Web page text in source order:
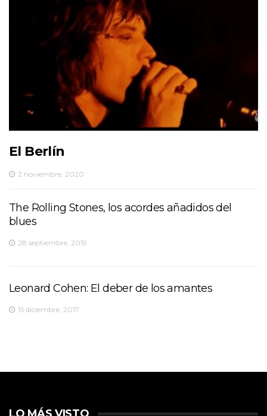
El Berlín
2 noviembre, 2020
The Rolling Stones, los acordes añadidos del
blues
28 septiembre, 2019
Leonard Cohen: El deber de los amantes
15 diciembre, 2017